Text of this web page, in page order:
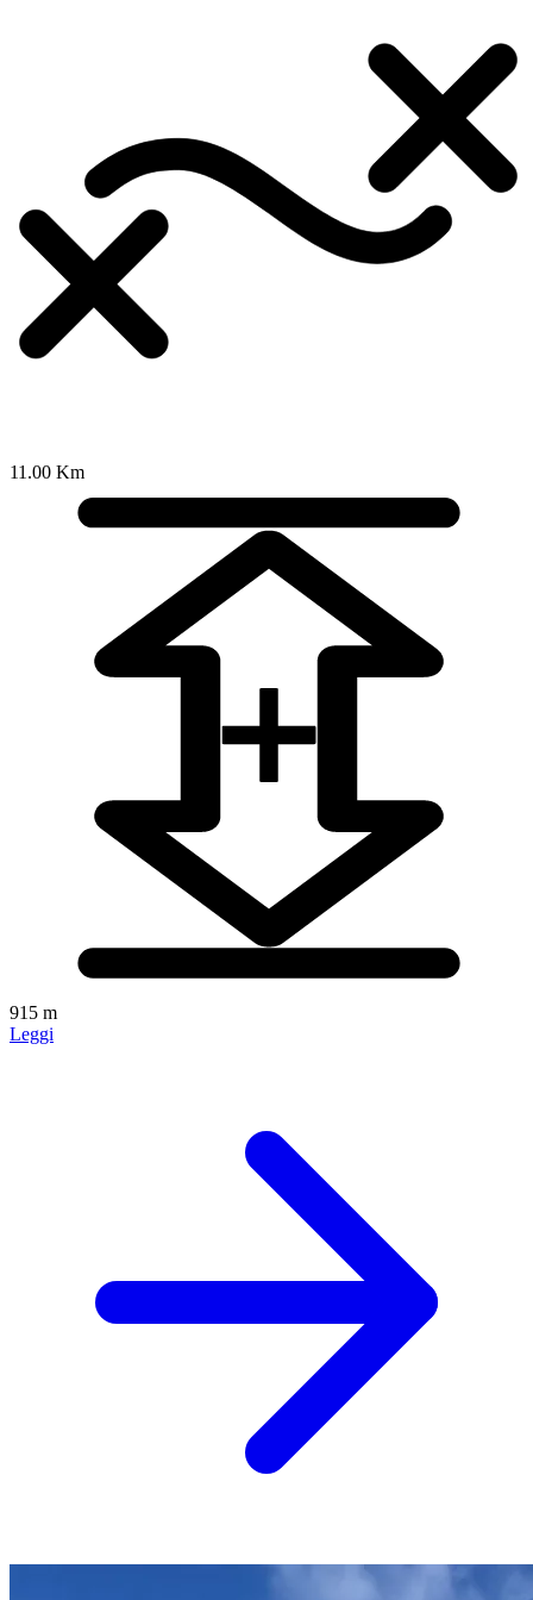
11.00 Km
915 m
Leggi